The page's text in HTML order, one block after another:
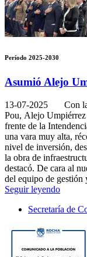
Período 2025-2030
Asumió Alejo
13-07-2025 Con la
Pou, Alejo Umpiérrez
frente de la
una vara muy alta,
nivel de inversión,
la obra de
destacó. De cara al
del equipo de gestión
Seguir leyendo
Secretaría de